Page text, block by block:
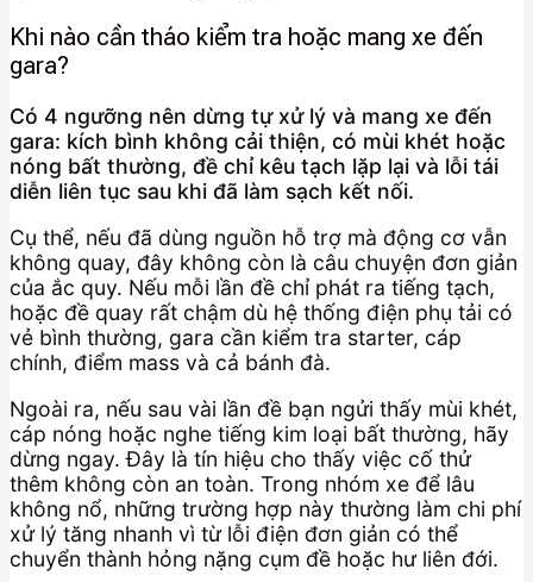
Khi nào cần tháo kiểm tra hoặc mang xe đến
gara?
Có 4 ngưỡng nên dừng tự xử lý và mang xe đến
gara: kích bình không cải thiện, có mùi khét hoặc
nóng bất thường, đề chỉ kêu tạch lặp lại và lỗi tái
diễn liên tục sau khi đã làm sạch kết nối.
Cụ thể, nếu đã dùng nguồn hỗ trợ mà động cơ vẫn
không quay, đây không còn là câu chuyện đơn giản
của ắc quy. Nếu mỗi lần đề chỉ phát ra tiếng tạch,
hoặc đề quay rất chậm dù hệ thống điện phụ tải có
vẻ bình thường, gara cần kiểm tra starter, cáp
chính, điểm mass và cả bánh đà.
Ngoài ra, nếu sau vài lần đề bạn ngửi thấy mùi khét,
cáp nóng hoặc nghe tiếng kim loại bất thường, hãy
dừng ngay. Đây là tín hiệu cho thấy việc cố thử
thêm không còn an toàn. Trong nhóm xe để lâu
không nổ, những trường hợp này thường làm chi phí
xử lý tăng nhanh vì từ lỗi điện đơn giản có thể
chuyển thành hỏng nặng cụm đề hoặc hư liên đới.